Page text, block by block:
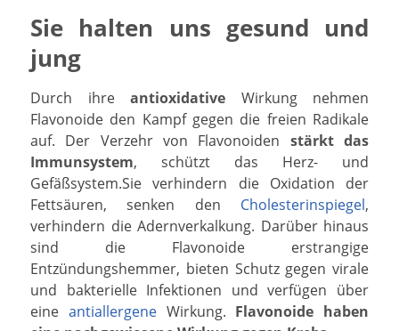
Sie halten uns gesund und
jung
Durch ihre antioxidative Wirkung nehmen
Flavonoide den Kampf gegen die freien Radikale
auf. Der Verzehr von Flavonoiden stärkt das
Immunsystem, schützt das Herz- und
Gefäßsystem.Sie verhindern die Oxidation der
Fettsäuren, senken den Cholesterinspiegel,
verhindern die Adernverkalkung. Darüber hinaus
sind die Flavonoide erstrangige
Entzündungshemmer, bieten Schutz gegen virale
und bakterielle Infektionen und verfügen über
eine antiallergeneWirkung. Flavonoide haben